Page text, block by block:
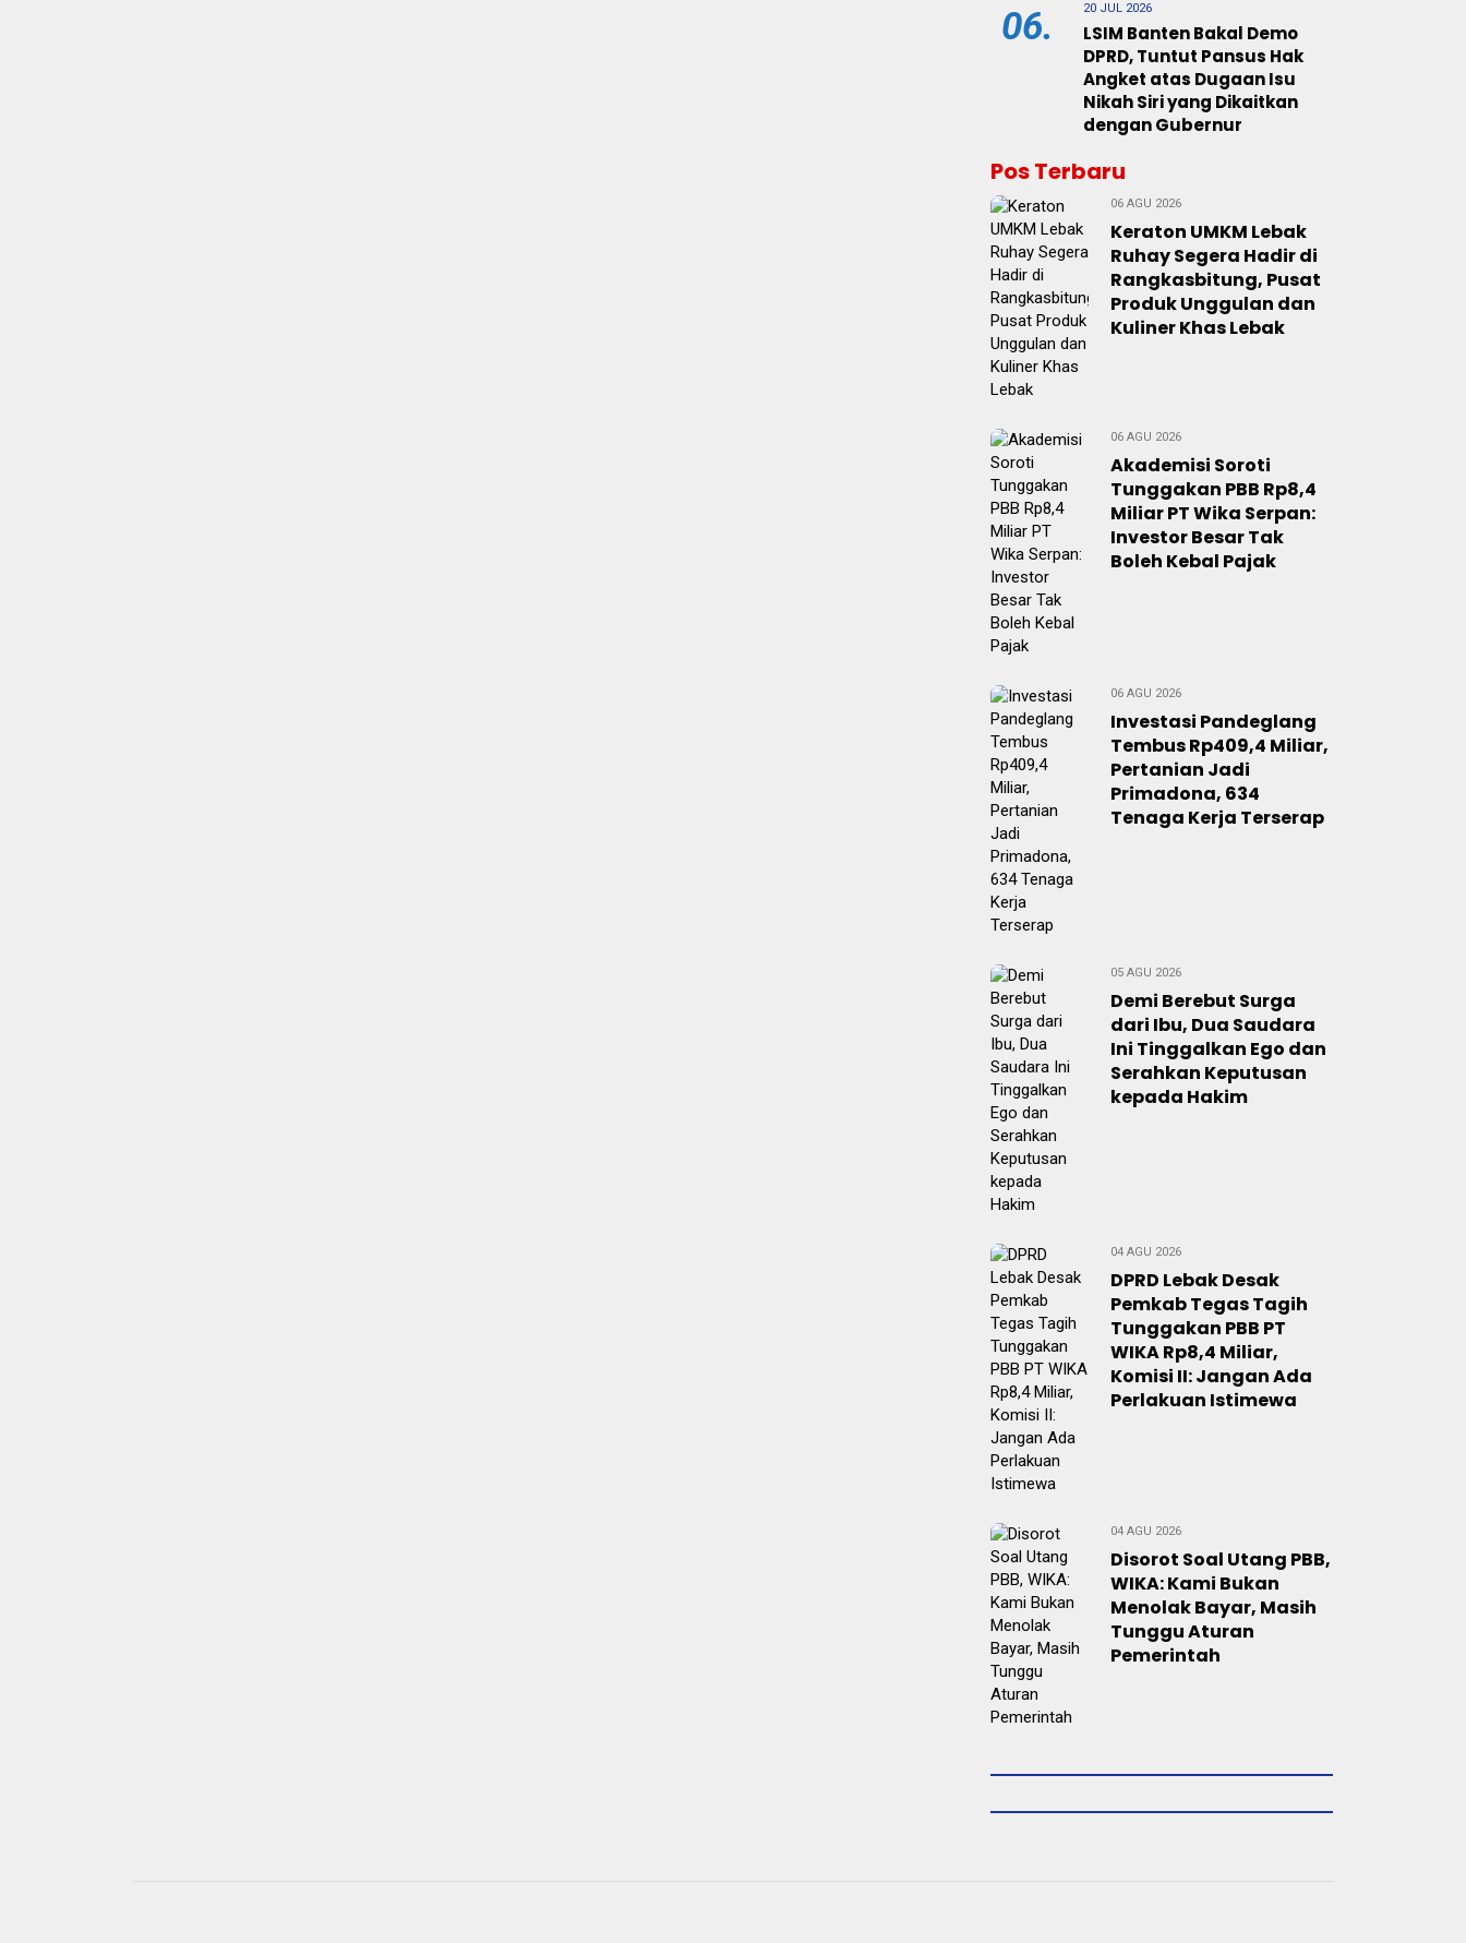
06. 20 JUL 2026
LSIM Banten Bakal Demo
DPRD, Tuntut Pansus Hak
Angket atas Dugaan Isu
Nikah Siri yang Dikaitkan
dengan Gubernur
Pos Terbaru
06 AGU 2026
Keraton UMKM Lebak
Ruhay Segera Hadir di
Rangkasbitung, Pusat
Produk Unggulan dan
Kuliner Khas Lebak
06 AGU 2026
Akademisi Soroti
Tunggakan PBB Rp8,4
Miliar PT Wika Serpan:
Investor Besar Tak
Boleh Kebal Pajak
06 AGU 2026
Investasi Pandeglang
Tembus Rp409,4 Miliar,
Pertanian Jadi
Primadona, 634
Tenaga Kerja Terserap
05 AGU 2026
Demi Berebut Surga
dari Ibu, Dua Saudara
Ini Tinggalkan Ego dan
Serahkan Keputusan
kepada Hakim
04 AGU 2026
DPRD Lebak Desak
Pemkab Tegas Tagih
Tunggakan PBB PT
WIKA Rp8,4 Miliar,
Komisi II: Jangan Ada
Perlakuan Istimewa
04 AGU 2026
Disorot Soal Utang PBB,
WIKA: Kami Bukan
Menolak Bayar, Masih
Tunggu Aturan
Pemerintah